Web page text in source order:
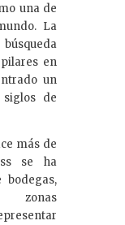
una de
La
en
un
de
más de
se ha
zonas